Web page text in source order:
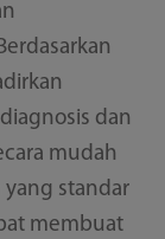
dan
mudah
standar
membuat